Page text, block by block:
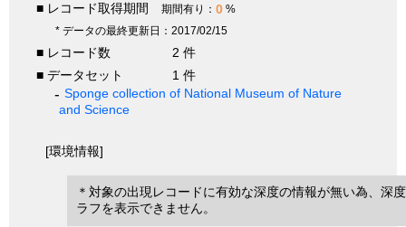
■ レコード取得期間 期間有り： 0 %
* データの最終更新日：2017/02/15
■ レコード数
2 件
■ データセット
1 件
Sponge collection of National Museum of Nature
and Science
[環境情報]
＊対象の出現レコードに有効な深度の情報が無い為、深
ラフを表示できません。